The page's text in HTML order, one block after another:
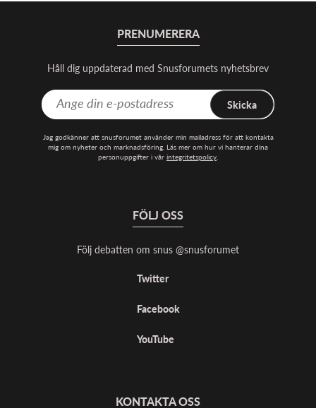
PRENUMERERA
Håll dig uppdaterad med Snusforumets nyhetsbrev
Skicka
Jag godkänner att snusforumet använder min mailadress för att kontakta
mig om nyheter och marknadsföring. Läs mer om hur vi hanterar dina
personuppgifter i vår integritetspolicy.
FÖLJ OSS
Följ debatten om snus @snusforumet
Twitter
Facebook
YouTube
KONTAKTA OSS